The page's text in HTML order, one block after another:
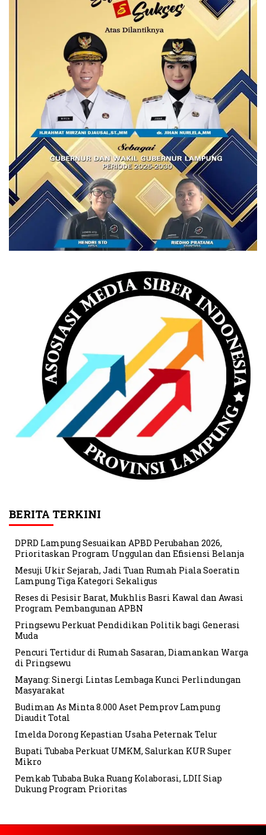
BERITA TERKINI
DPRD Lampung Sesuaikan APBD Perubahan 2026,
Prioritaskan Program Unggulan dan Efisiensi Belanja
Mesuji Ukir Sejarah, Jadi Tuan Rumah Piala Soeratin
Lampung Tiga Kategori Sekaligus
Reses di Pesisir Barat, Mukhlis Basri Kawal dan Awasi
Program Pembangunan APBN
Pringsewu Perkuat Pendidikan Politik bagi Generasi
Muda
Pencuri Tertidur di Rumah Sasaran, Diamankan Warga
di Pringsewu
Mayang: Sinergi Lintas Lembaga Kunci Perlindungan
Masyarakat
Budiman As Minta 8.000 Aset Pemprov Lampung
Diaudit Total
Imelda Dorong Kepastian Usaha Peternak Telur
Bupati Tubaba Perkuat UMKM, Salurkan KUR Super
Mikro
Pemkab Tubaba Buka Ruang Kolaborasi, LDII Siap
Dukung Program Prioritas